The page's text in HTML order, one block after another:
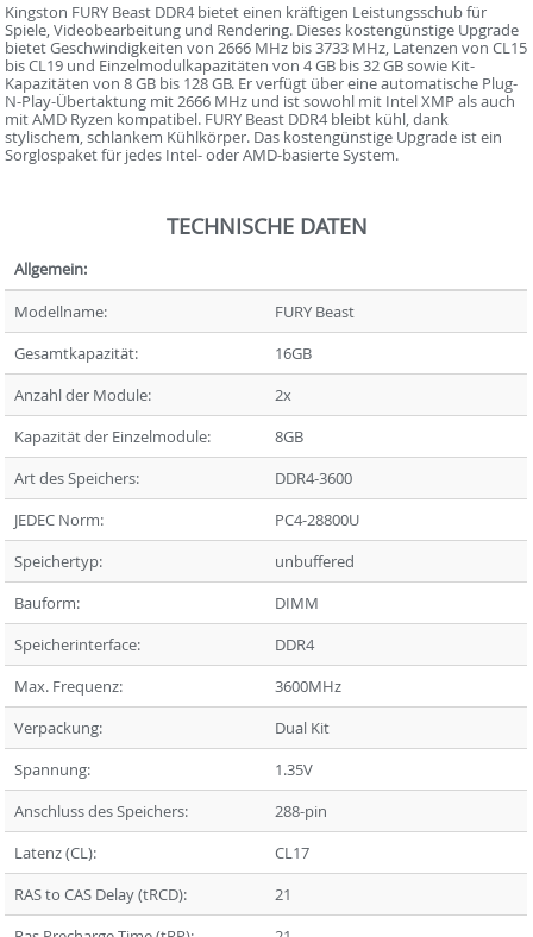
Kingston FURY Beast DDR4 bietet einen kräftigen Leistungsschub für
Spiele, Videobearbeitung und Rendering. Dieses kostengünstige Upgrade
bietet Geschwindigkeiten von 2666 MHz bis 3733 MHz, Latenzen von CL15
bis CL19 und Einzelmodulkapazitäten von 4 GB bis 32 GB sowie Kit-
Kapazitäten von 8 GB bis 128 GB. Er verfügt über eine automatische Plug-
N-Play-Übertaktung mit 2666 MHz und ist sowohl mit Intel XMP als auch
mit AMD Ryzen kompatibel. FURY Beast DDR4 bleibt kühl, dank
stylischem, schlankem Kühlkörper. Das kostengünstige Upgrade ist ein
Sorglospaket für jedes Intel- oder AMD-basierte System.
TECHNISCHE DATEN
Allgemein:
Modellname:
FURY Beast
Gesamtkapazität:
16GB
Anzahl der Module:
2x
Kapazität der Einzelmodule:
8GB
Art des Speichers:
DDR4-3600
JEDEC Norm:
PC4-28800U
Speichertyp:
unbuffered
Bauform:
DIMM
Speicherinterface:
DDR4
Max. Frequenz:
3600MHz
Verpackung:
Dual Kit
Spannung:
1.35V
Anschluss des Speichers:
288-pin
Latenz (CL):
CL17
RAS to CAS Delay (tRCD):
21